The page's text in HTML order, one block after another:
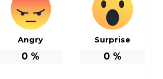
Angry
0 %
Surprise
0 %